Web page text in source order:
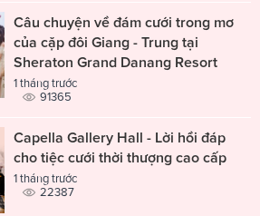
Câu chuyện về đám cưới trong mơ
của cặp đôi Giang - Trung tại
Sheraton Grand Danang Resort
1 tháng trước
91365
Capella Gallery Hall - Lời hồi đáp
cho tiệc cưới thời thượng cao cấp
1 tháng trước
22387